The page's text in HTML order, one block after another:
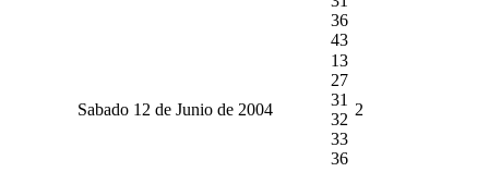
36
43
Sabado 12 de Junio de 2004
13
27
31
32
33
36
2